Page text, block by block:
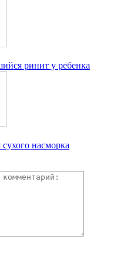
ринит у ребенка
насморка